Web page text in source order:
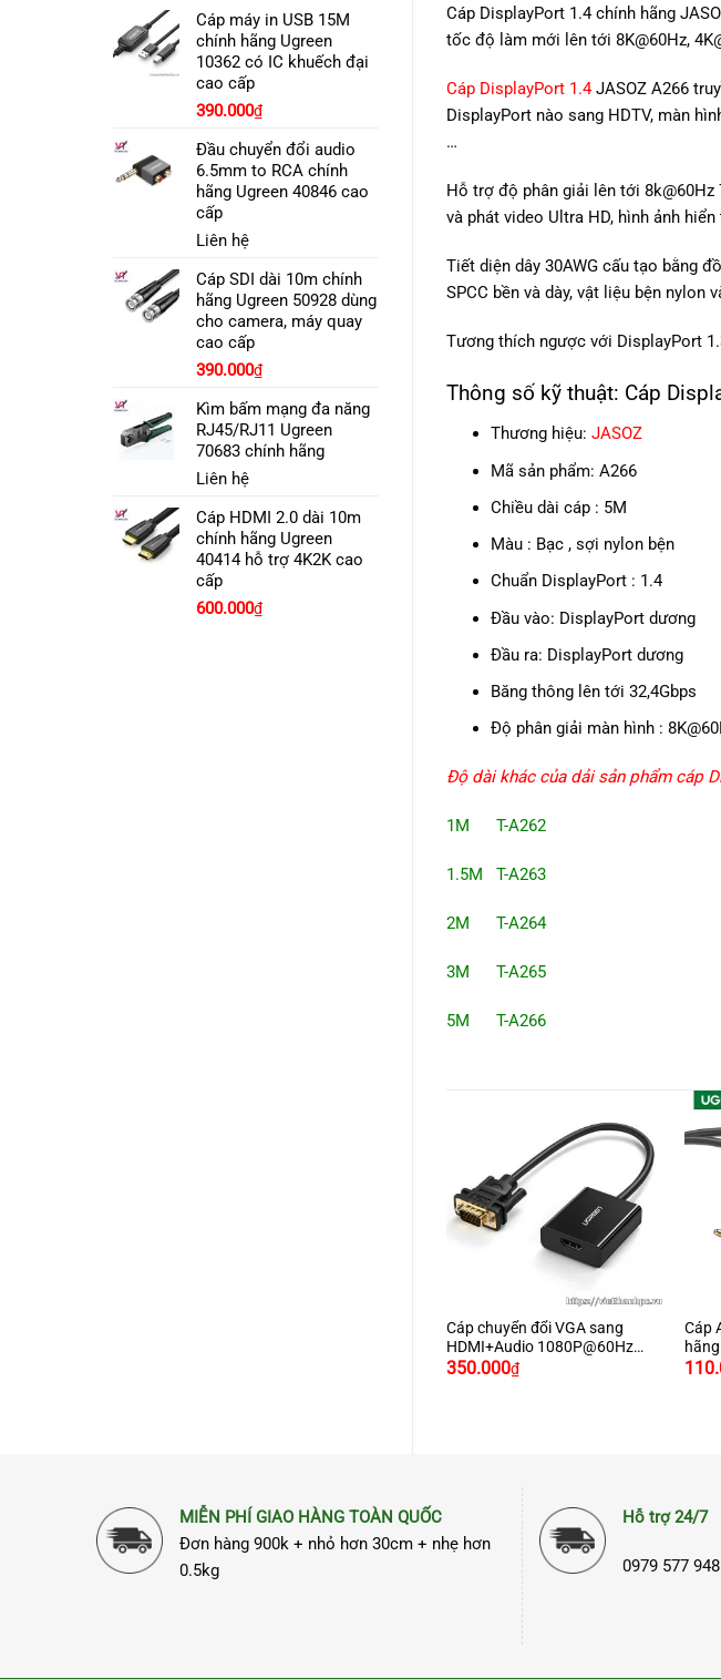
Cáp máy in USB 15M
chính hãng Ugreen
10362 có IC khuếch đại
cao cấp
390.000₫
Đầu chuyển đổi audio
6.5mm to RCA chính
hãng Ugreen 40846 cao
cấp
Liên hệ
Cáp SDI dài 10m chính
hãng Ugreen 50928 dùng
cho camera, máy quay
cao cấp
390.000₫
Kìm bấm mạng đa năng
RJ45/RJ11 Ugreen
70683 chính hãng
Liên hệ
Cáp HDMI 2.0 dài 10m
chính hãng Ugreen
40414 hỗ trợ 4K2K cao
cấp
600.000₫
Cáp DisplayPort 1.4 chính hãng
tốc độ làm mới lên tới 8K@60Hz,
Cáp DisplayPort 1.4JASOZ A266
DisplayPort nào sang HDTV, màn
…
Hỗ trợ độ phân giải lên tới 8k@60Hz
và phát video Ultra HD, hình ảnh
Tiết diện dây 30AWG cấu tạo bằng
SPCC bền và dày, vật liệu bện
Tương thích ngược với DisplayPort
Thông số kỹ thuật: Cáp
Thương hiệu: JASOZ
Mã sản phẩm: A266
Chiều dài cáp : 5M
Màu : Bạc , sợi nylon bện
Chuẩn DisplayPort : 1.4
Đầu vào: DisplayPort dương
Đầu ra: DisplayPort dương
Băng thông lên tới 32,4Gbps
Độ phân giải màn hình :
Độ dài khác của dải sản phẩm cáp
1M T-A262
1.5M T-A263
2M T-A264
3M T-A265
5M T-A266
Cáp chuyển đổi VGA sang
HDMI+Audio 1080P@60Hz
Ugreen 50945 cao cấp
350.000₫
Cáp
MIỄN PHÍ GIAO HÀNG TOÀN QUỐC
Đơn hàng 900k + nhỏ hơn 30cm + nhẹ hơn
0.5kg
Hỗ trợ 24/7
0979 577 948